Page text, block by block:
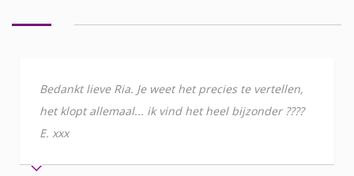
Bedankt lieve Ria. Je weet het precies te vertellen,
het klopt allemaal... ik vind het heel bijzonder ????
E. xxx